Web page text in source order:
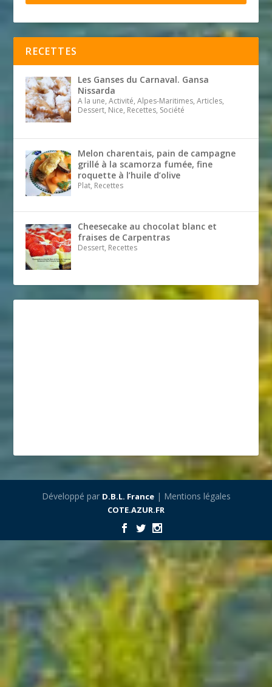
RECETTES
Les Ganses du Carnaval. Gansa
Nissarda
A la une, Activité, Alpes-Maritimes, Articles,
Dessert, Nice, Recettes, Société
Melon charentais, pain de campagne
grillé à la scamorza fumée, fine
roquette à l’huile d’olive
Plat, Recettes
Cheesecake au chocolat blanc et
fraises de Carpentras
Dessert, Recettes
Développé par D.B.L. France| Mentions légales
COTE.AZUR.FR